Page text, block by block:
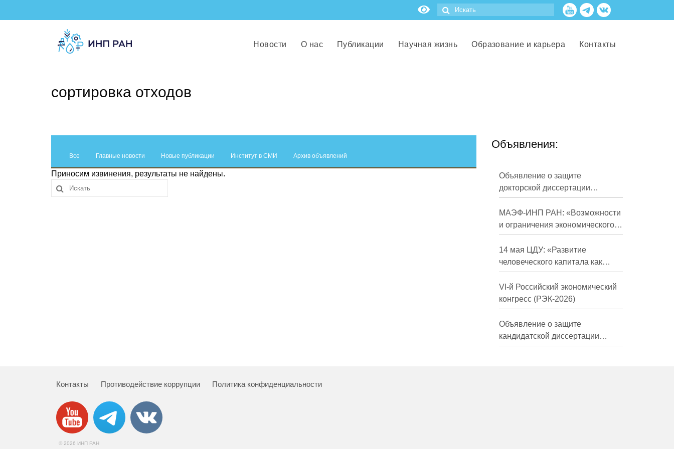
Новости О нас Публикации Научная жизнь Образование и карьера Контакты
сортировка отходов
Все Главные новости Новые публикации Институт в СМИ Архив объявлений
Приносим извинения, результаты не найдены.
Объявления:
Объявление о защите
докторской диссертации
Кузнецова Михаила
Евгеньевича
МАЭФ-ИНП РАН: «Возможности
и ограничения экономического
развития России в средне- и
долгосрочной перспективе»
14 мая ЦДУ: «Развитие
человеческого капитала как
фактор экономического роста»
VI-й Российский экономический
конгресс (РЭК-2026)
Объявление о защите
кандидатской диссертации
Трындиной Николь Сергеевны
Контакты Противодействие коррупции Политика конфиденциальности
© 2026 ИНП РАН